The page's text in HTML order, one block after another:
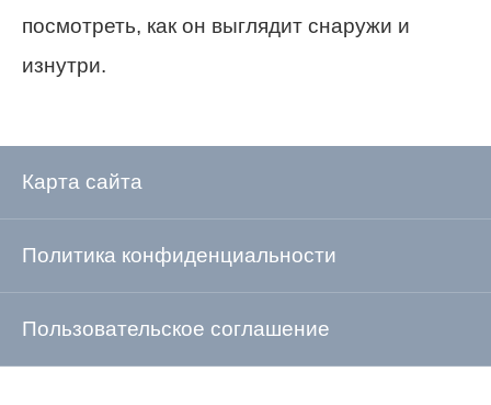
посмотреть, как он выглядит снаружи и
изнутри.
Карта сайта
Политика конфиденциальности
Пользовательское соглашение